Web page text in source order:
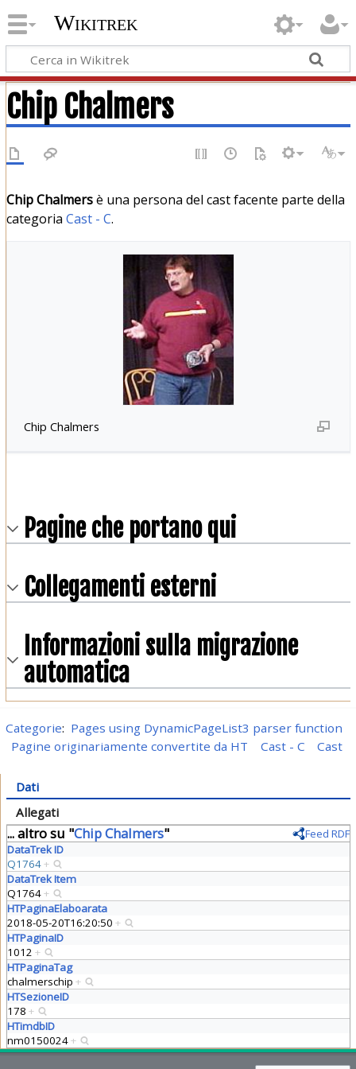
Wikitrek
Chip Chalmers
Chip Chalmersè una persona del cast facente parte della
categoria Cast - C.
Chip Chalmers
Pagine che portano qui
Collegamenti esterni
Informazioni sulla migrazione
automatica
Categorie: Pages using DynamicPageList3 parser function
Pagine originariamente convertite da HT
Cast - C Cast
Dati
Allegati
... altro su "Chip Chalmers"
Feed RDF
DataTrek ID
Q1764+
DataTrek Item
Q1764+
HTPaginaElaboarata
2018-05-20T16:20:50 +
HTPaginaID
1012 +
HTPaginaTag
chalmerschip +
HTSezioneID
178 +
HTimdbID
nm0150024+